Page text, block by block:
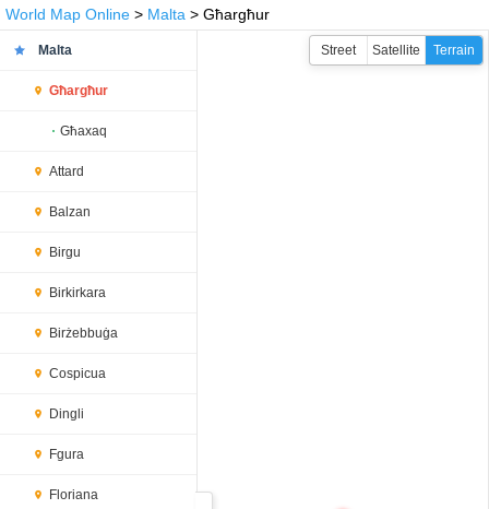
World Map Online > Malta > Għargħur
Malta
Għargħur
Għaxaq
Attard
Balzan
Birgu
Birkirkara
Birżebbuġa
Cospicua
Dingli
Fgura
Floriana
Street Satellite Terrain